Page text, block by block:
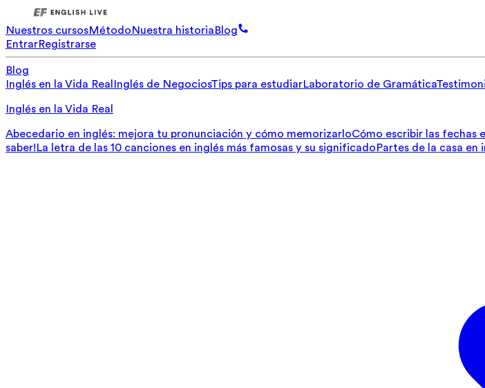
Nuestros cursosMétodoNuestra historiaBlog
EntrarRegistrarse
Blog
Inglés en la Vida Real Inglés de NegociosTips para estudiarLaboratorio de Gramática
Inglés en la Vida Real
Abecedario en inglés: mejora tu pronunciación y cómo memorizarloCómo escribir las fechas
saber!La letra de las 10 canciones en inglés más famosas y su significadoPartes de la casa en